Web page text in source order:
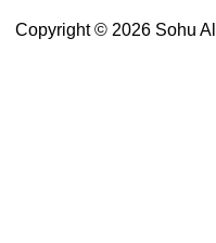
Copyright © 2026 Sohu